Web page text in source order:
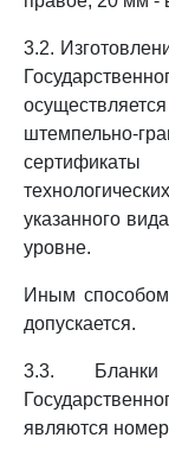
3.2.
штемпельно-
указанного
уровне.
Иным способом
допускается.
3.3. Бланки
являются